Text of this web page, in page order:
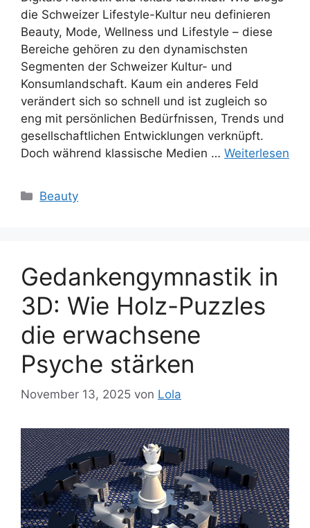
die Schweizer Lifestyle-Kultur neu definieren
Beauty, Mode, Wellness und Lifestyle – diese
Bereiche gehören zu den dynamischsten
Segmenten der Schweizer Kultur- und
Konsumlandschaft. Kaum ein anderes Feld
verändert sich so schnell und ist zugleich so
eng mit persönlichen Bedürfnissen, Trends und
gesellschaftlichen Entwicklungen verknüpft.
Doch während klassische Medien … Weiterlesen
Kategorien
Beauty
Gedankengymnastik in
3D: Wie Holz-Puzzles
die erwachsene
Psyche stärken
November 13, 2025 von Lola